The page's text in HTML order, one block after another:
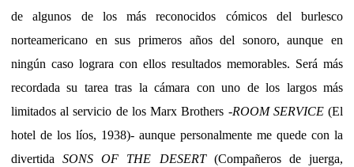
de algunos de los más reconocidos cómicos del burlesco
norteamericano en sus primeros años del sonoro, aunque en
ningún caso lograra con ellos resultados memorables. Será más
recordada su tarea tras la cámara con uno de los largos más
limitados al servicio de los Marx Brothers -ROOM SERVICE(El
hotel de los líos, 1938)- aunque personalmente me quede con la
divertidaSONS OF THE DESERT(Compañeros de juerga,